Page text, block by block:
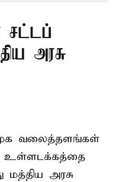
சட்டப்
அரசு
வலைத்தளங்கள்
உள்ளடக்கத்தை
மத்திய அரசு